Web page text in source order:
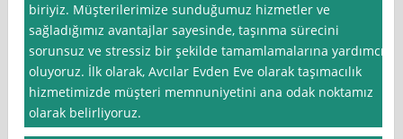
biriyiz. Müşterilerimize sunduğumuz hizmetler ve
sağladığımız avantajlar sayesinde, taşınma sürecini
sorunsuz ve stressiz bir şekilde tamamlamalarına yardımcı
oluyoruz. İlk olarak, Avcılar Evden Eve olarak taşımacılık
hizmetimizde müşteri memnuniyetini ana odak noktamız
olarak belirliyoruz.